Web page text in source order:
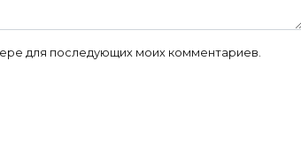
для последующих моих комментариев.